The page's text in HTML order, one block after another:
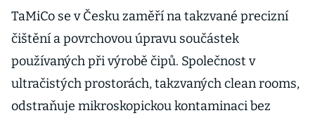
TaMiCo se v Česku zaměří na takzvané precizní
čištění a povrchovou úpravu součástek
používaných při výrobě čipů. Společnost v
ultračistých prostorách, takzvaných clean rooms,
odstraňuje mikroskopickou kontaminaci bez